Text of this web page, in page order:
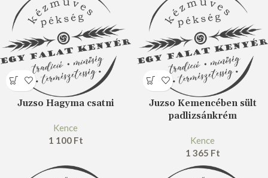
Juzso Hagyma csatni
Kence
1 100 Ft
Juzso Kemencében sült
padlizsánkrém
Kence
1 365 Ft